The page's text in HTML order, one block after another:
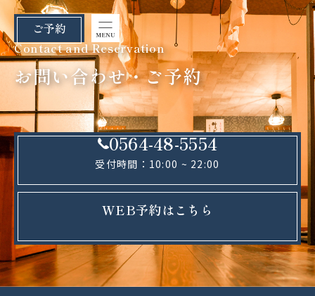
ご予約
Contact and Reservation
お問い合わせ・ご予約
0564-48-5554
受付時間：10:00 ~ 22:00
WEB予約はこちら